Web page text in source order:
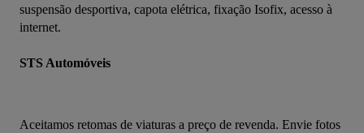
suspensão desportiva, capota elétrica, fixação Isofix, acesso à
internet.
STS Automóveis
Aceitamos retomas de viaturas a preço de revenda. Envie fotos